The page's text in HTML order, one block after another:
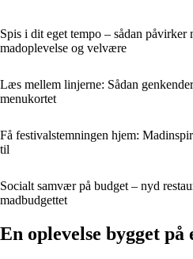
Spis i dit eget tempo – sådan påvirker
madoplevelse og velvære
Læs mellem linjerne: Sådan
menukortet
Få festivalstemningen hjem:
til
Socialt samvær på budget – nyd
madbudgettet
En oplevelse bygget på